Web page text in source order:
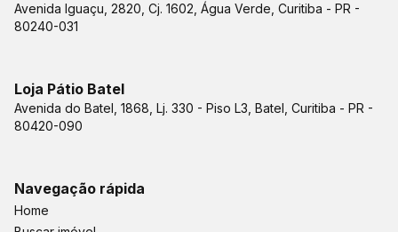
Avenida Iguaçu, 2820, Cj. 1602, Água Verde, Curitiba - PR -
80240-031
Loja Pátio Batel
Avenida do Batel, 1868, Lj. 330 - Piso L3, Batel, Curitiba - PR -
80420-090
Navegação rápida
Home